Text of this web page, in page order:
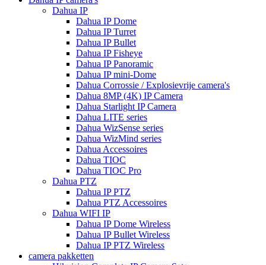
Dahua IP
Dahua IP Dome
Dahua IP Turret
Dahua IP Bullet
Dahua IP Fisheye
Dahua IP Panoramic
Dahua IP mini-Dome
Dahua Corrossie / Explosievrije camera's
Dahua 8MP (4K) IP Camera
Dahua Starlight IP Camera
Dahua LITE series
Dahua WizSense series
Dahua WizMind series
Dahua Accessoires
Dahua TIOC
Dahua TIOC Pro
Dahua PTZ
Dahua IP PTZ
Dahua PTZ Accessoires
Dahua WIFI IP
Dahua IP Dome Wireless
Dahua IP Bullet Wireless
Dahua IP PTZ Wireless
camera pakketten